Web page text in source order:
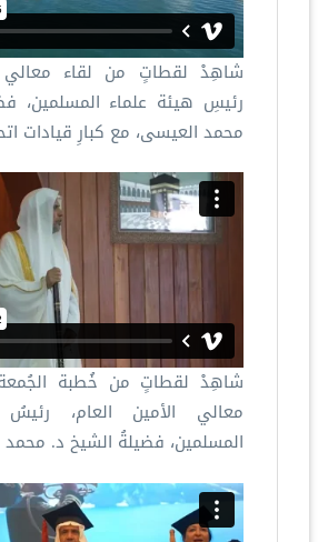
شاهِدْ لقطاتٍ من لقاء معالي
رئيسِ هيئة علماء المسلمين،
محمد العيسى، مع كبارِ قيادات
شاهِدْ لقطاتٍ من خُطبة
معالي الأمين العام،
المسلمين، فضيلةُ الشيخ د.